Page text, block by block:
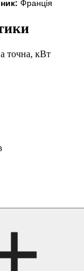
Франція
точна, кВт